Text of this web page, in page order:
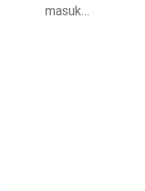
masuk…